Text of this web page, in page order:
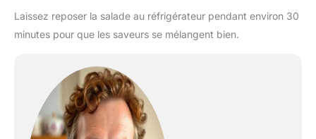
Laissez reposer la salade au réfrigérateur pendant environ 30
minutes pour que les saveurs se mélangent bien.